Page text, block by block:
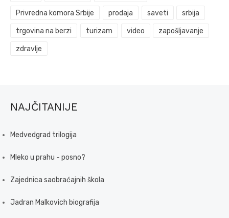
Privredna komora Srbije prodaja saveti srbija
trgovina na berzi turizam video zapošljavanje
zdravlje
NAJČITANIJE
Medvedgrad trilogija
Mleko u prahu - posno?
Zajednica saobraćajnih škola
Jadran Malkovich biografija